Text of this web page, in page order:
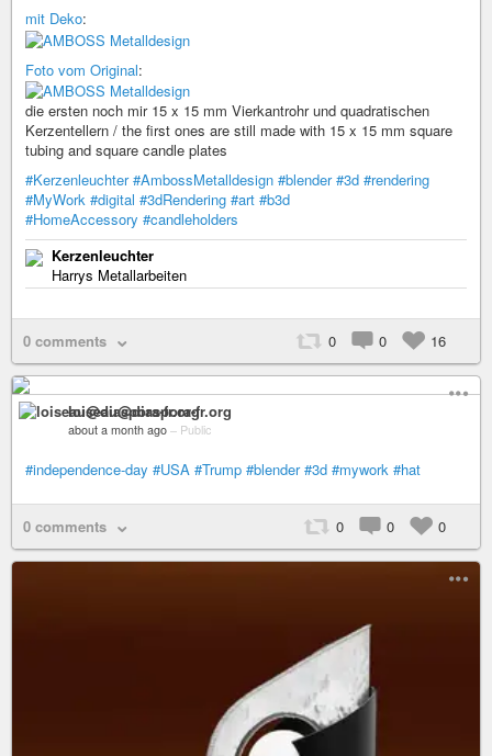
mit Deko:
Foto vom Original:
die ersten noch mir 15 x 15 mm Vierkantrohr und quadratischen
Kerzentellern / the first ones are still made with 15 x 15 mm square
tubing and square candle plates
#Kerzenleuchter #AmbossMetalldesign #blender #3d #rendering
#MyWork #digital #3dRendering #art #b3d
#HomeAccessory #candleholders
Kerzenleuchter
Harrys Metallarbeiten
0 comments 0 0 16
loiseau@diaspora-fr.org
about a month ago – Public
#independence-day #USA #Trump #blender #3d #mywork #hat
0 comments 0 0 0